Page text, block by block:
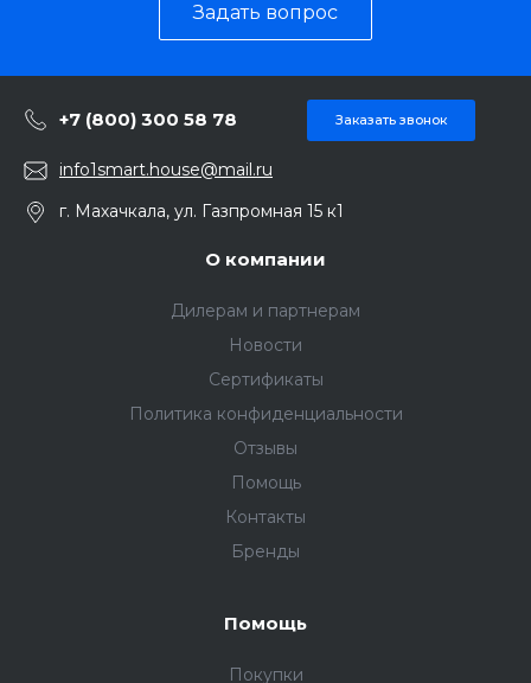
Задать вопрос
+7 (800) 300 58 78 Заказать звонок
info1smart.house@mail.ru
г. Махачкала, ул. Газпромная 15 к1
О компании
Дилерам и партнерам
Новости
Сертификаты
Политика конфиденциальности
Отзывы
Помощь
Контакты
Бренды
Помощь
Покупки